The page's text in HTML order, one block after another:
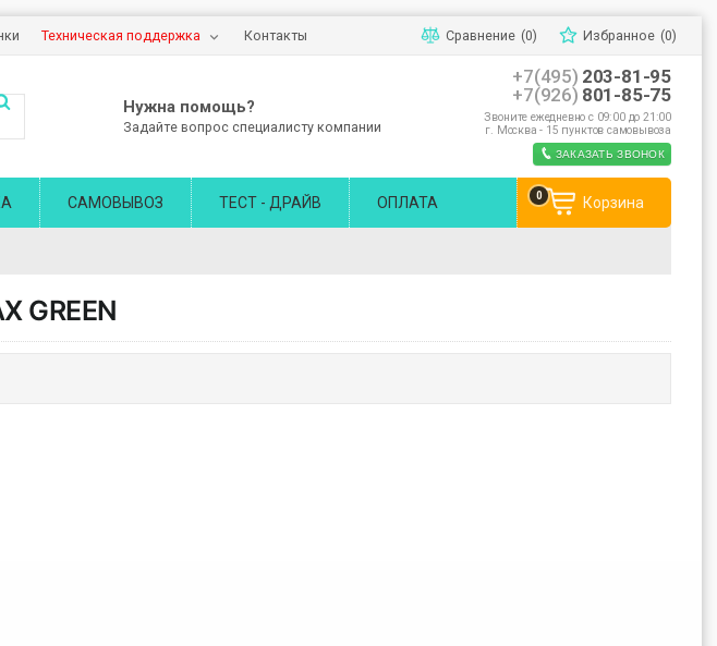
Техническая поддержка Контакты Сравнение (0) Избранное (0)
Нужна помощь?
Задайте вопрос специалисту компании
+7(495) 203-81-95
+7(926) 801-85-75
Звоните ежедневно с 09:00 до 21:00
г. Москва - 15 пунктов самовывоза
ЗАКАЗАТЬ ЗВОНОК
САМОВЫВОЗ ТЕСТ - ДРАЙВ ОПЛАТА Корзина
0
GREEN